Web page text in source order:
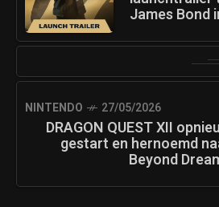
James Bond
NINTENDO 27/05/2026
DRAGON QUEST XII
gestart en hernoemd
Beyond